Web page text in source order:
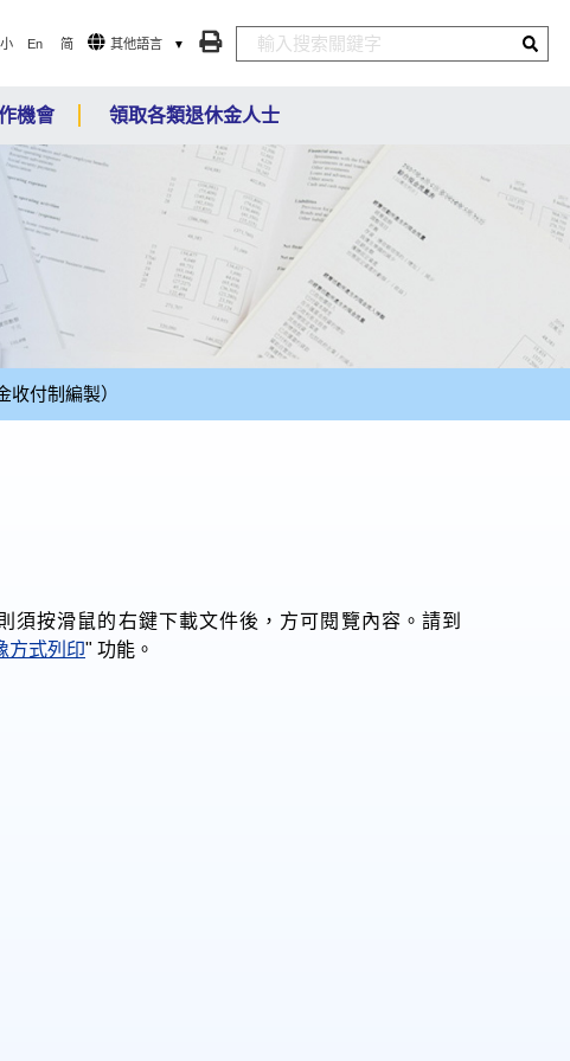
En 简 其他語言
機會 領取各類退休金人士
付制編製）
須按滑鼠的右鍵下載文件後，方可閱覽內容。請到
方式列印" 功能。